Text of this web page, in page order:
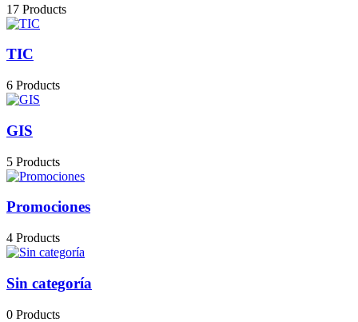
17 Products
TIC
6 Products
GIS
5 Products
Promociones
4 Products
Sin categoría
0 Products